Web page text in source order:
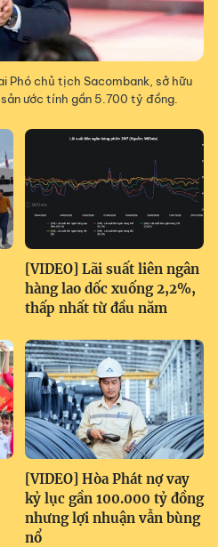
Phó chủ tịch Sacombank, sở hữu
ước tính gần 5.700 tỷ đồng.
[VIDEO] Lãi suất liên ngân
hàng lao dốc xuống 2,2%,
thấp nhất từ đầu năm
[VIDEO] Hòa Phát nợ vay
kỷ lục gần 100.000 tỷ đồng
nhưng lợi nhuận vẫn bùng
nổ